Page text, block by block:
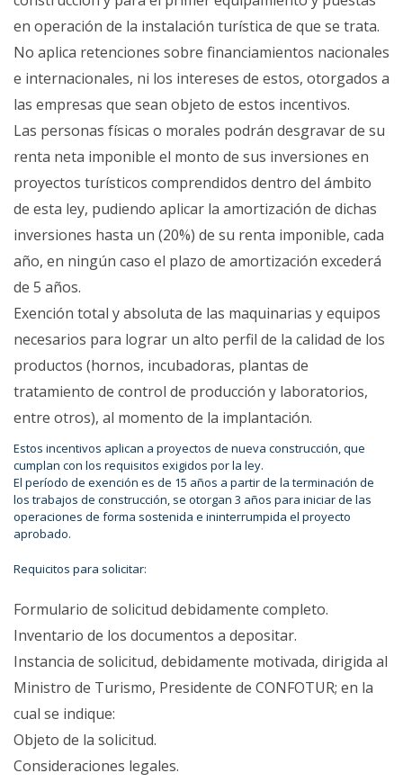
en operación de la instalación turística de que se trata.
No aplica retenciones sobre financiamientos nacionales
e internacionales, ni los intereses de estos, otorgados a
las empresas que sean objeto de estos incentivos.
Las personas físicas o morales podrán desgravar de su
renta neta imponible el monto de sus inversiones en
proyectos turísticos comprendidos dentro del ámbito
de esta ley, pudiendo aplicar la amortización de dichas
inversiones hasta un (20%) de su renta imponible, cada
año, en ningún caso el plazo de amortización excederá
de 5 años.
Exención total y absoluta de las maquinarias y equipos
necesarios para lograr un alto perfil de la calidad de los
productos (hornos, incubadoras, plantas de
tratamiento de control de producción y laboratorios,
entre otros), al momento de la implantación.
Estos incentivos aplican a proyectos de nueva construcción, que
cumplan con los requisitos exigidos por la ley.
El período de exención es de 15 años a partir de la terminación de
los trabajos de construcción, se otorgan 3 años para iniciar de las
operaciones de forma sostenida e ininterrumpida el proyecto
aprobado.
Requicitos para solicitar:
Formulario de solicitud debidamente completo.
Inventario de los documentos a depositar.
Instancia de solicitud, debidamente motivada, dirigida al
Ministro de Turismo, Presidente de CONFOTUR; en la
cual se indique:
Objeto de la solicitud.
Consideraciones legales.